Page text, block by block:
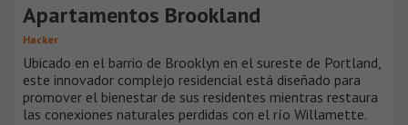
Apartamentos Brookland
Hacker
Ubicado en el barrio de Brooklyn en el sureste de Portland,
este innovador complejo residencial está diseñado para
promover el bienestar de sus residentes mientras restaura
las conexiones naturales perdidas con el río Willamette.